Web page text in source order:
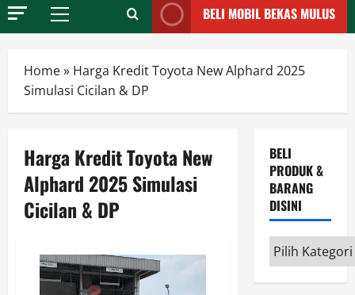
Primary
BELI MOBIL BEKAS MULUS
Home» Harga Kredit Toyota New Alphard 2025
Simulasi Cicilan & DP
Harga Kredit Toyota New
Alphard 2025 Simulasi
Cicilan & DP
BELI
PRODUK &
BARANG
DISINI
Beli
Produk
&